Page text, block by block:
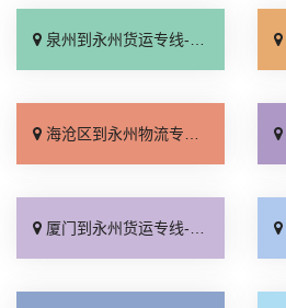
泉州到永州货运专线-泉州到永州物流公司_运保时效「直达不中转」
海沧区到永州物流专线_高速快运「准时准点」
厦门到永州货运专线-厦门到永州物流公司_全程直达「准时准点」